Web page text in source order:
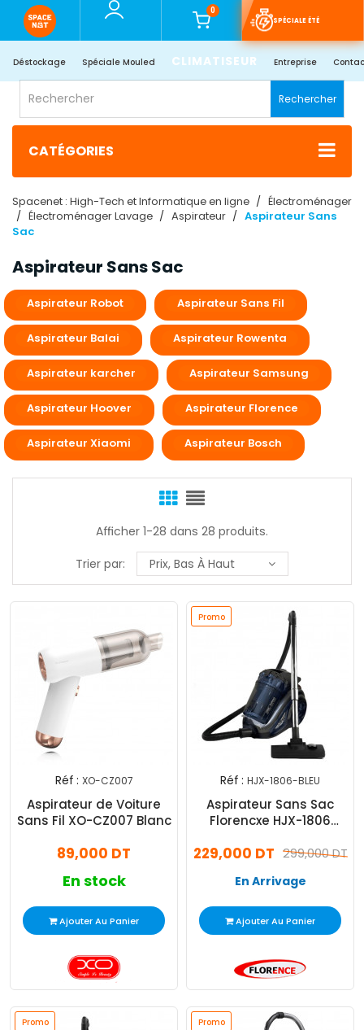
0
SPÉCIALE ÉTÉ
Déstockage Spéciale Mouled CLIMATISEUR Entreprise
Rechercher
CATÉGORIES
Spacenet : High-Tech et Informatique en ligne
Électroménager
Électroménager Lavage
Aspirateur
Aspirateur Sans
Sac
Aspirateur Sans Sac
Aspirateur Robot Aspirateur Sans Fil​
Aspirateur Balai Aspirateur Rowenta
Aspirateur karcher Aspirateur Samsung
Aspirateur Hoover Aspirateur Florence
Aspirateur Xiaomi Aspirateur Bosch
Afficher 1-28 dans 28 produits.
Trier par:
Prix, Bas À Haut
Réf : XO-CZ007
Aspirateur de Voiture
Sans Fil XO-CZ007 Blanc
89,000 DT
En stock
Ajouter Au Panier
Promo
Réf : HJX-1806-BLEU
Aspirateur Sans Sac
Florencxe HJX-1806
299,000 DT
229,000 DT
En Arrivage
Ajouter Au Panier
Promo Promo